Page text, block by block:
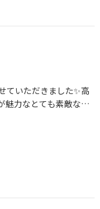
ていただきました✨高
魅力なとても素敵な会
その時お断りしなく
緒に住んでいるお二